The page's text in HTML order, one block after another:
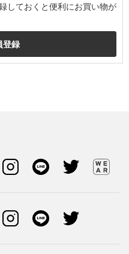
しておくと便利にお買い物が